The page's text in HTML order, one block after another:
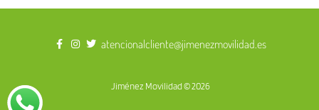
Jiménez Movilidad © 2026
atencionalcliente@jimenezmovilidad.es